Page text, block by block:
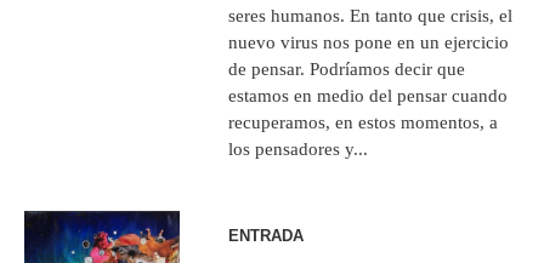
seres humanos. En tanto que crisis, el
nuevo virus nos pone en un ejercicio
de pensar. Podríamos decir que
estamos en medio del pensar cuando
recuperamos, en estos momentos, a
los pensadores y...
ENTRADA